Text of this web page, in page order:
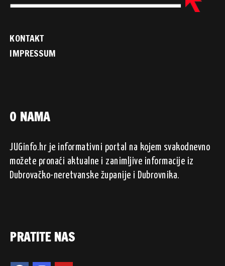
KONTAKT
IMPRESSUM
O NAMA
JUGinfo.hr je informativni portal na kojem svakodnevno
možete pronaći aktualne i zanimljive informacije iz
Dubrovačko-neretvanske županije i Dubrovnika.
PRATITE NAS